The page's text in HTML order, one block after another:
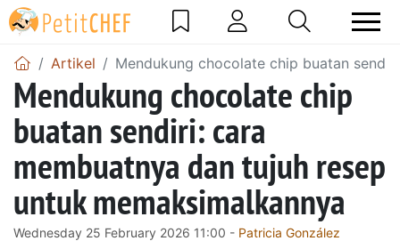
Artikel Mendukung chocolate chip buatan
Mendukung chocolate chip
buatan sendiri: cara
membuatnya dan tujuh resep
untuk memaksimalkannya
Wednesday 25 February 2026 11:00 - Patricia González